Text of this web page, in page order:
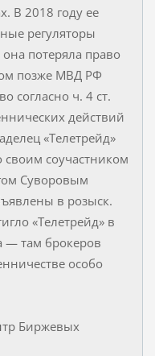
В 2018 году ее
регуляторы
потеряла право
позже МВД РФ
согласно ч. 4 ст.
действий
«Телетрейд»
соучастником
Суворовым
в розыск.
«Телетрейд» в
— там брокеров
особо
Биржевых